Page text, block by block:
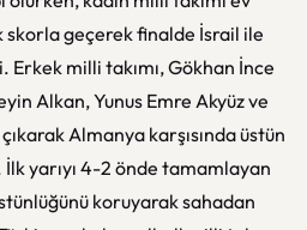
skorla geçerek finalde İsrail ile
Erkek milli takımı, Gökhan İnce
Alkan, Yunus Emre Akyüz ve
Almanya karşısında üstün
yarıyı 4-2 önde tamamlayan
koruyarak sahadan